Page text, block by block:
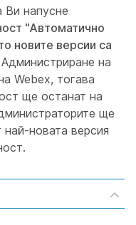
Ви напусне
"Автоматично
новите версии са
на
Webex, тогава
ще останат на
ще
новата версия